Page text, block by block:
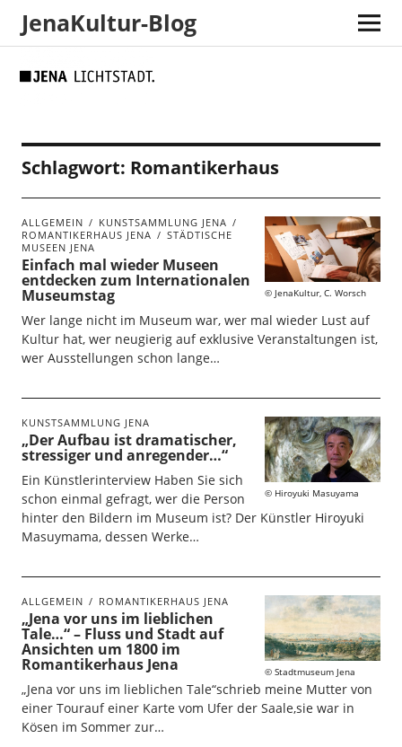
map
JenaKultur-Blog
Schlagwort: Romantikerhaus
JenaKultur, C. Worsch
ALLGEMEIN
KUNSTSAMMLUNG JENA
ROMANTIKERHAUS JENA
STÄDTISCHE
MUSEEN JENA
Einfach mal wieder Museen
entdecken zum Internationalen
Museumstag
Wer lange nicht im Museum war, wer mal wieder Lust auf
Kultur hat, wer neugierig auf exklusive Veranstaltungen ist,
wer Ausstellungen schon lange…
Hiroyuki Masuyama
KUNSTSAMMLUNG JENA
„Der Aufbau ist dramatischer,
stressiger und anregender…“
Ein Künstlerinterview Haben Sie sich
schon einmal gefragt, wer die Person
hinter den Bildern im Museum ist? Der Künstler Hiroyuki
Masuymama, dessen Werke…
Stadtmuseum Jena
ALLGEMEIN ROMANTIKERHAUS JENA
„Jena vor uns im lieblichen
Tale…“ – Fluss und Stadt auf
Ansichten um 1800 im
Romantikerhaus Jena
„Jena vor uns im lieblichen Tale“schrieb meine Mutter von
einer Tourauf einer Karte vom Ufer der Saale,sie war in
Kösen im Sommer zur…